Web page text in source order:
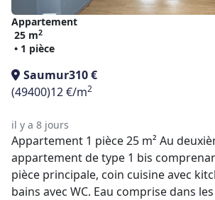
Appartement
25 m2
• 1 pièce
Saumur310 €
(49400)12 €/m2
il y a 8 jours
Appartement 1 pièce 25 m² Au
appartement de type 1 bis
pièce principale, coin cuisine avec
bains avec WC. Eau comprise dans